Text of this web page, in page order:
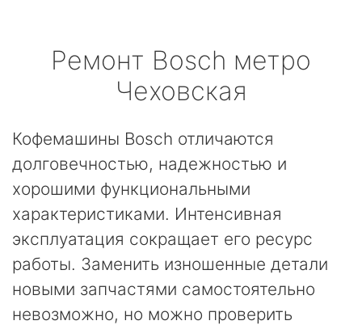
Ремонт Bosch метро
Чеховская
Кофемашины Bosch отличаются
долговечностью, надежностью и
хорошими функциональными
характеристиками. Интенсивная
эксплуатация сокращает его ресурс
работы. Заменить изношенные детали
новыми запчастями самостоятельно
невозможно, но можно проверить